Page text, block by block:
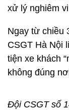
xử lý nghiêm
Ngay từ chiều
CSGT Hà Nội
tiện xe khách
không đúng
Đội CSGT số